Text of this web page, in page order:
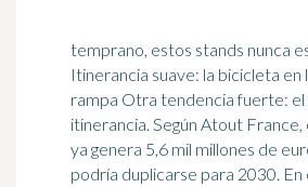
temprano, estos stands nunca
Itinerancia suave: la bicicleta en
rampa Otra tendencia fuerte: el
itinerancia. Según Atout France,
ya genera 5,6 mil millones de
podría duplicarse para 2030. En